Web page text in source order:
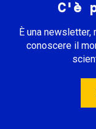
C'è
È una newsletter,
conoscere il